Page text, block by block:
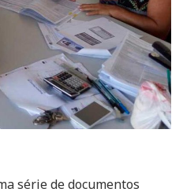
série de documentos